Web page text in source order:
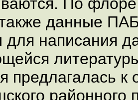
По
также данные
для написания
предлагалась к
районного